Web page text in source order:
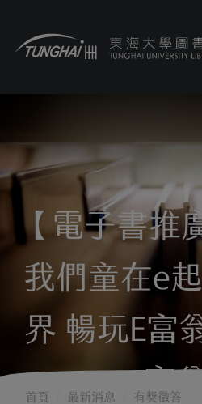
【電子書推
我們童在e
界 暢玩E富
富翁)
首頁 最新消息
有獎徵答